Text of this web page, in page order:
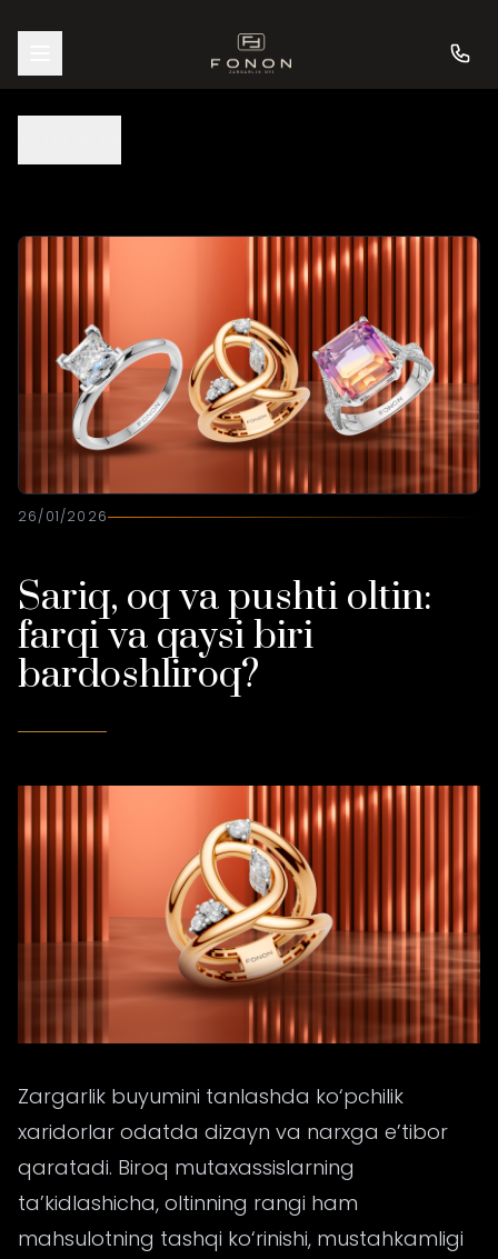
26/01/2026
Sariq, oq va pushti oltin:
farqi va qaysi biri
bardoshliroq?
Zargarlik buyumini tanlashda ko‘pchilik
xaridorlar odatda dizayn va narxga e’tibor
qaratadi. Biroq mutaxassislarning
ta’kidlashicha, oltinning rangi ham
mahsulotning tashqi ko‘rinishi, mustahkamligi